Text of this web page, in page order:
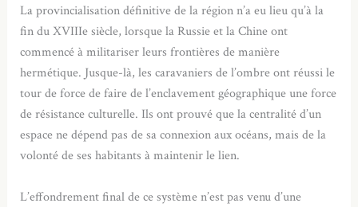
La provincialisation définitive de la région n’a eu lieu qu’à la
fin du XVIIIe siècle, lorsque la Russie et la Chine ont
commencé à militariser leurs frontières de manière
hermétique. Jusque-là, les caravaniers de l’ombre ont réussi le
tour de force de faire de l’enclavement géographique une force
de résistance culturelle. Ils ont prouvé que la centralité d’un
espace ne dépend pas de sa connexion aux océans, mais de la
volonté de ses habitants à maintenir le lien.
L’effondrement final de ce système n’est pas venu d’une